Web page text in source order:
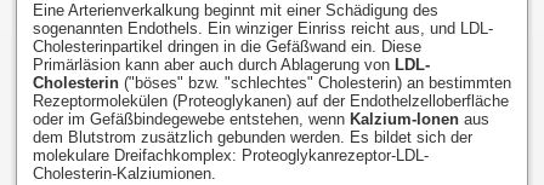
Eine Arterienverkalkung beginnt mit einer Schädigung des
sogenannten Endothels. Ein winziger Einriss reicht aus, und LDL-
Cholesterinpartikel dringen in die Gefäßwand ein. Diese
Primärläsion kann aber auch durch Ablagerung von LDL-
Cholesterin("böses" bzw. "schlechtes" Cholesterin) an bestimmten
Rezeptormolekülen (Proteoglykanen) auf der Endothelzelloberfläche
oder im Gefäßbindegewebe entstehen, wenn Kalzium-Ionenaus
dem Blutstrom zusätzlich gebunden werden. Es bildet sich der
molekulare Dreifachkomplex: Proteoglykanrezeptor-LDL-
Cholesterin-Kalziumionen.